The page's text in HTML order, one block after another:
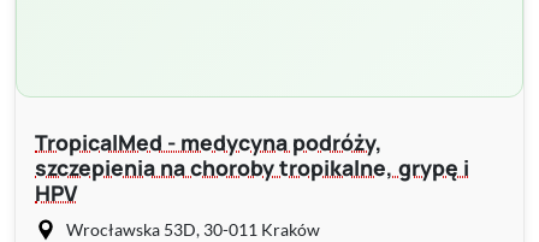
TropicalMed - medycyna podróży,
szczepienia na choroby tropikalne, grypę i
HPV
Wrocławska 53D, 30-011 Kraków